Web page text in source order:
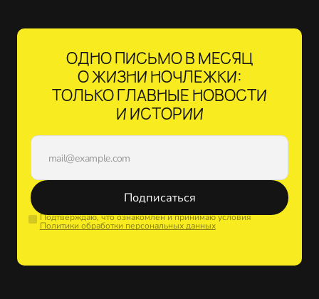
ОДНО ПИСЬМО В МЕСЯЦ
О ЖИЗНИ НОЧЛЕЖКИ:
ТОЛЬКО ГЛАВНЫЕ НОВОСТИ
И ИСТОРИИ
Подписаться
Подтверждаю, что ознакомлен и принимаю условия
Политики обработки персональных данных